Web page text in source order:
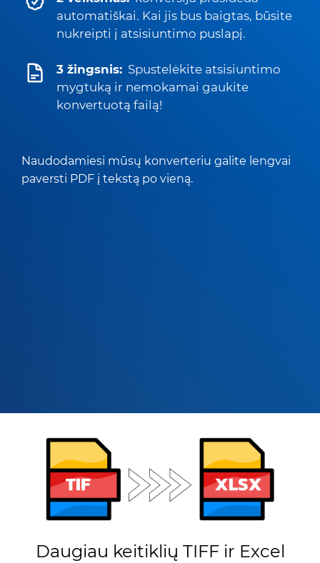
automatiškai. Kai jis bus baigtas, būsite
nukreipti į atsisiuntimo puslapį.
3 žingsnis: Spustelėkite atsisiuntimo
mygtuką ir nemokamai gaukite
konvertuotą failą!
Naudodamiesi mūsų konverteriu galite lengvai
paversti PDF į tekstą po vieną.
Daugiau keitiklių TIFF ir Excel